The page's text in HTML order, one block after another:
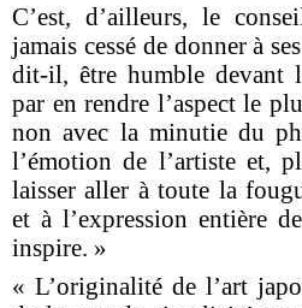
C’est, d’ailleurs, le
jamais cessé de donner à
dit-il, être humble devant
par en rendre l’aspect le
non avec la minutie du
l’émotion de l’artiste et,
laisser aller à toute la
et à l’expression entière
inspire. »
« L’originalité de l’art